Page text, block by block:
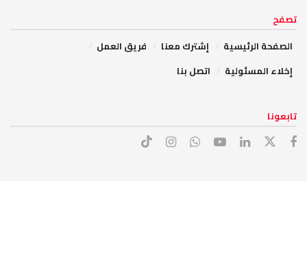
تصفح
الصفحة الرئيسية
إشترك معنا
فريق العمل
إخلاء المسئولية
اتصل بنا
تابعونا